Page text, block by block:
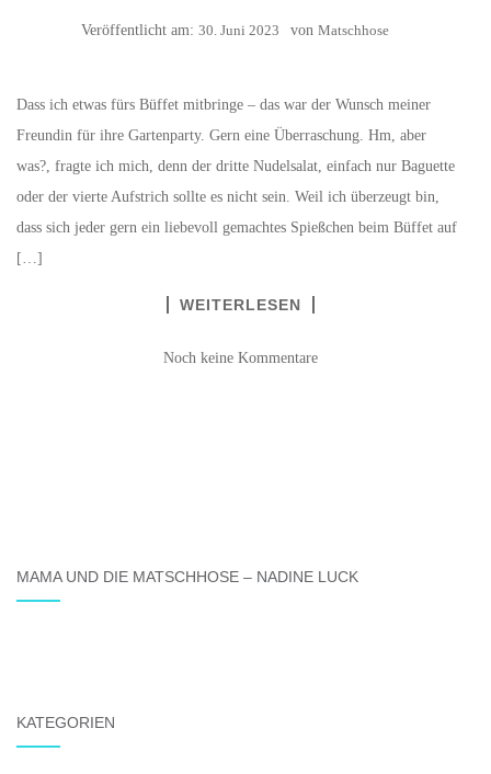
Veröffentlicht am: 30. Juni 2023 von Matschhose
Dass ich etwas fürs Büffet mitbringe – das war der Wunsch meiner
Freundin für ihre Gartenparty. Gern eine Überraschung. Hm, aber
was?, fragte ich mich, denn der dritte Nudelsalat, einfach nur Baguette
oder der vierte Aufstrich sollte es nicht sein. Weil ich überzeugt bin,
dass sich jeder gern ein liebevoll gemachtes Spießchen beim Büffet auf
[…]
WEITERLESEN
Noch keine Kommentare
MAMA UND DIE MATSCHHOSE – NADINE LUCK
KATEGORIEN